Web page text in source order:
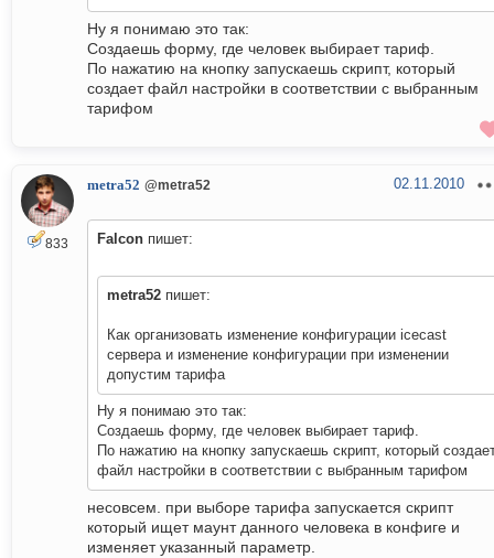
Ну я понимаю это так:
Создаешь форму, где человек выбирает тариф.
По нажатию на кнопку запускаешь скрипт, который
создает файл настройки в соответствии с выбранным
тарифом
833
metra52 @metra52 02.11.2010
Falcon пишет:
metra52 пишет:
Как организовать изменение конфигурации icecast
сервера и изменение конфигурации при изменении
допустим тарифа
Ну я понимаю это так:
Создаешь форму, где человек выбирает тариф.
По нажатию на кнопку запускаешь скрипт, который
файл настройки в соответствии с выбранным тарифом
несовсем. при выборе тарифа запускается скрипт
который ищет маунт данного человека в конфиге и
изменяет указанный параметр.